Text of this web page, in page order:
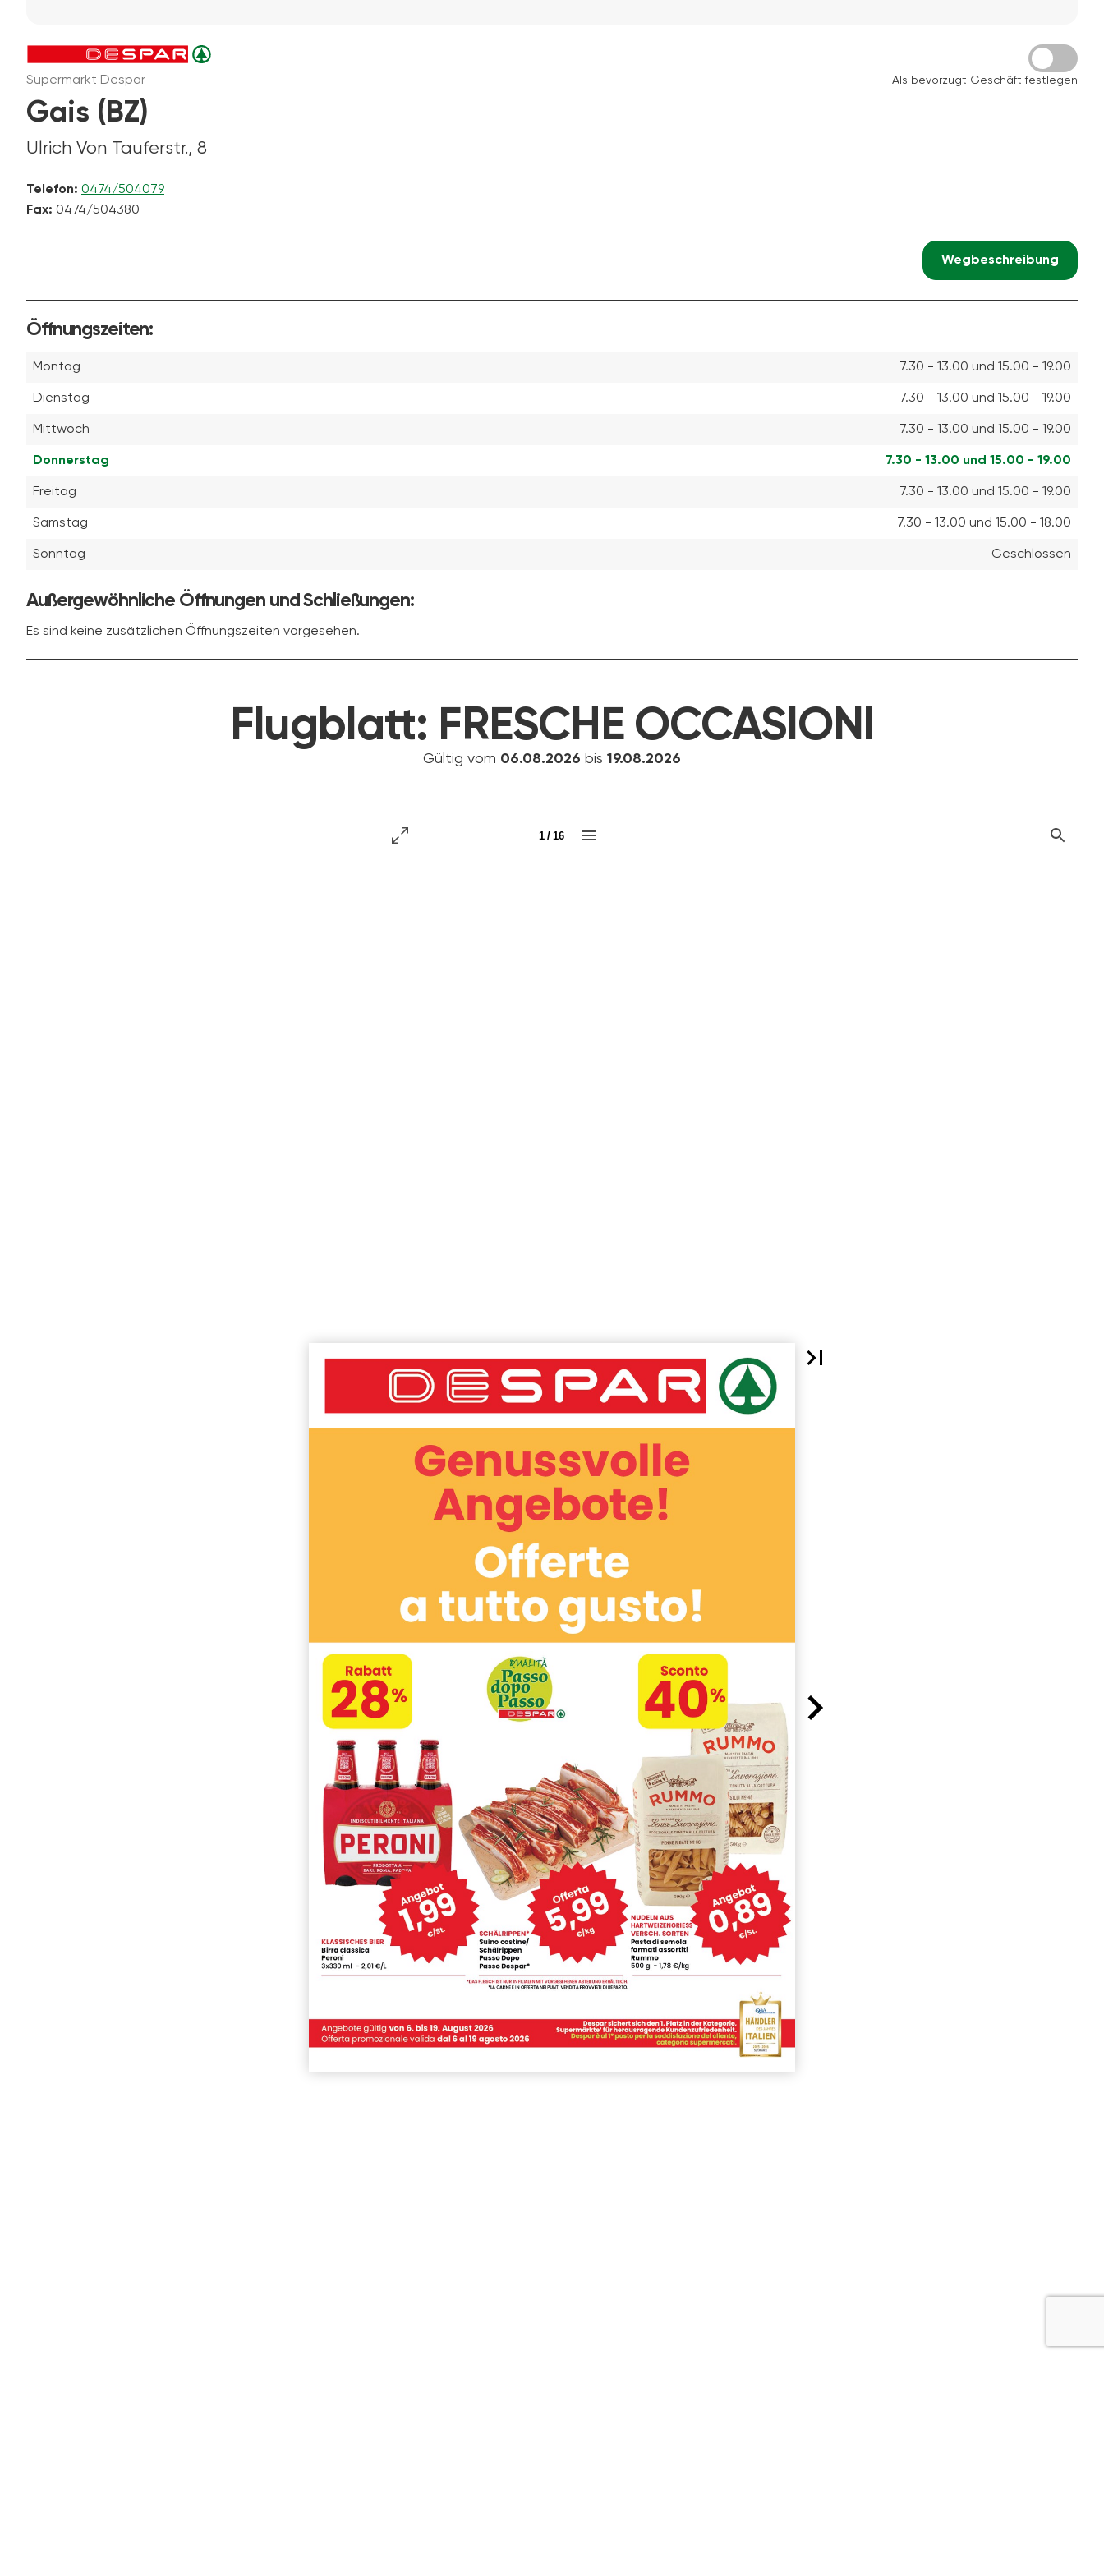
Supermarkt Despar
Gais (BZ)
Ulrich Von Tauferstr., 8
Telefon: 0474/504079
Fax: 0474/504380
Als bevorzugt Geschäft festlegen
Wegbeschreibung
Öffnungszeiten:
Montag 7.30 - 13.00 und 15.00 - 19.00
Dienstag 7.30 - 13.00 und 15.00 - 19.00
Mittwoch 7.30 - 13.00 und 15.00 - 19.00
Donnerstag 7.30 - 13.00 und 15.00 - 19.00
Freitag 7.30 - 13.00 und 15.00 - 19.00
Samstag 7.30 - 13.00 und 15.00 - 18.00
Sonntag Geschlossen
Außergewöhnliche Öffnungen und Schließungen:
Es sind keine zusätzlichen Öffnungszeiten vorgesehen.
Flugblatt: FRESCHE OCCASIONI
Gültig vom 06.08.2026 bis 19.08.2026